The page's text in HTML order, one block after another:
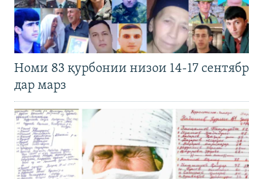
Номи 83 қурбонии низои 14-17 сентябр
дар марз